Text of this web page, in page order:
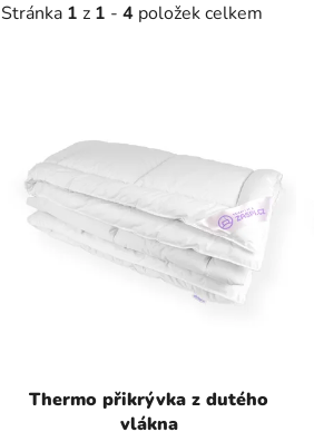
Stránka 1 z 1 - 4 položek celkem
Thermo přikrývka z dutého
vlákna